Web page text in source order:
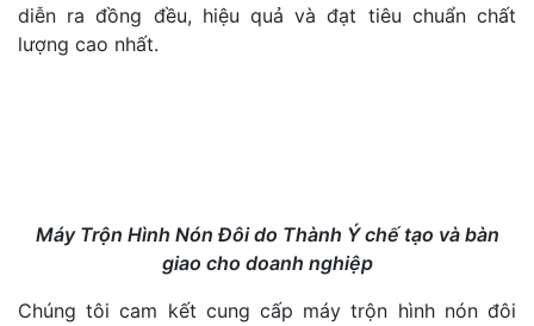
diễn ra đồng đều, hiệu quả và đạt tiêu chuẩn chất
lượng cao nhất.
Máy Trộn Hình Nón Đôi do Thành Ý chế tạo và bàn
giao cho doanh nghiệp
Chúng tôi cam kết cung cấp máy trộn hình nón đôi